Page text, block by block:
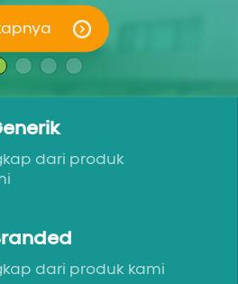
dari produk
dari produk kami